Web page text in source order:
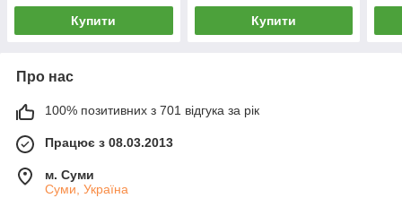
Купити Купити
Про нас
100% позитивних з 701 відгука за рік
Працює з 08.03.2013
м. Суми
Суми, Україна